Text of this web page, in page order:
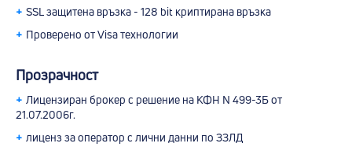
+ SSL защитена връзка - 128 bit криптирана връзка
+ Проверено от Visa технологии
Прозрачност
+ Лицензиран брокер с решение на КФН N 499-3Б от
21.07.2006г.
+ лиценз за оператор с лични данни по ЗЗЛД